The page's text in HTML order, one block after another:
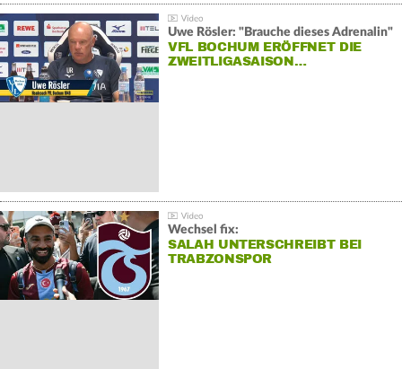
Uwe Rösler: "Brauche dieses Adrenalin"
VFL BOCHUM ERÖFFNET DIE
ZWEITLIGASAISON…
Wechsel fix:
SALAH UNTERSCHREIBT BEI
TRABZONSPOR